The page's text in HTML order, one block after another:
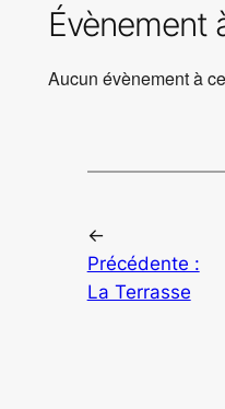
Évènement
Aucun évènement à
←
Précédente :
La Terrasse